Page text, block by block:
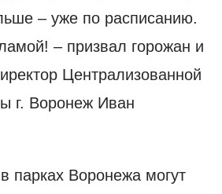
– уже по расписанию.
– призвал горожан и
Централизованной
г. Воронеж Иван
парках Воронежа могут